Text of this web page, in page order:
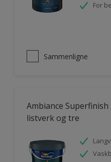
For
Sammenligne
Ambiance
listverk og tre